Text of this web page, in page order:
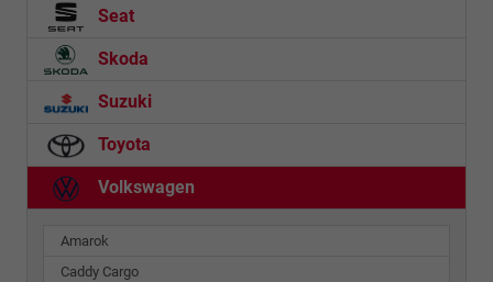
Seat
Skoda
Suzuki
Toyota
Volkswagen
Amarok
Caddy Cargo